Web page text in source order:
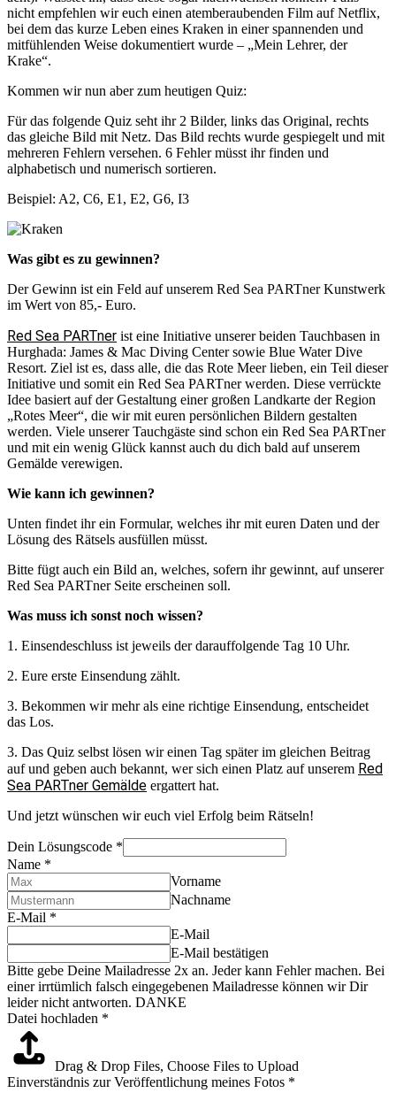
nicht empfehlen wir euch einen atemberaubenden Film auf Netflix,
bei dem das kurze Leben eines Kraken in einer spannenden und
mitfühlenden Weise dokumentiert wurde – „Mein Lehrer, der
Krake“.
Kommen wir nun aber zum heutigen Quiz:
Für das folgende Quiz seht ihr 2 Bilder, links das Original, rechts
das gleiche Bild mit Netz. Das Bild rechts wurde gespiegelt und mit
mehreren Fehlern versehen. 6 Fehler müsst ihr finden und
alphabetisch und numerisch sortieren.
Beispiel: A2, C6, E1, E2, G6, I3
Was gibt es zu gewinnen?
Der Gewinn ist ein Feld auf unserem Red Sea PARTner Kunstwerk
im Wert von 85,- Euro.
Red Sea PARTner ist eine Initiative unserer beiden Tauchbasen in
Hurghada: James & Mac Diving Center sowie Blue Water Dive
Resort. Ziel ist es, dass alle, die das Rote Meer lieben, ein Teil dieser
Initiative und somit ein Red Sea PARTner werden. Diese verrückte
Idee basiert auf der Gestaltung einer großen Landkarte der Region
„Rotes Meer“, die wir mit euren persönlichen Bildern gestalten
werden. Viele unserer Tauchgäste sind schon ein Red Sea PARTner
und mit ein wenig Glück kannst auch du dich bald auf unserem
Gemälde verewigen.
Wie kann ich gewinnen?
Unten findet ihr ein Formular, welches ihr mit euren Daten und der
Lösung des Rätsels ausfüllen müsst.
Bitte fügt auch ein Bild an, welches, sofern ihr gewinnt, auf unserer
Red Sea PARTner Seite erscheinen soll.
Was muss ich sonst noch wissen?
1. Einsendeschluss ist jeweils der darauffolgende Tag 10 Uhr.
2. Eure erste Einsendung zählt.
3. Bekommen wir mehr als eine richtige Einsendung, entscheidet
das Los.
3. Das Quiz selbst lösen wir einen Tag später im gleichen Beitrag
auf und geben auch bekannt, wer sich einen Platz auf unserem Red
Sea PARTner Gemälde ergattert hat.
Und jetzt wünschen wir euch viel Erfolg beim Rätseln!
Dein Lösungscode *
Name *
Vorname
Nachname
E-Mail *
E-Mail
E-Mail bestätigen
Bitte gebe Deine Mailadresse 2x an. Jeder kann Fehler machen. Bei
einer irrtümlich falsch eingegebenen Mailadresse können wir Dir
leider nicht antworten. DANKE
Datei hochladen *
Drag & Drop Files, Choose Files to Upload
Einverständnis zur Veröffentlichung meines Fotos *